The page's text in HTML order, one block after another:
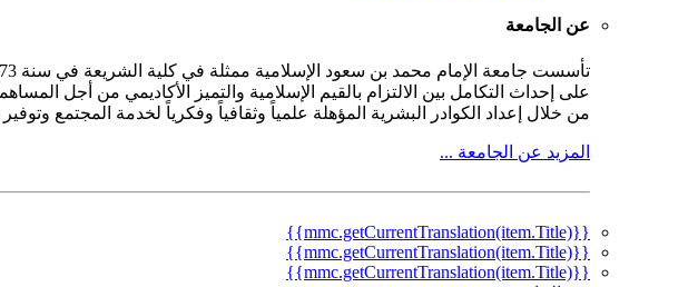
عن الجامعة
على إحداث التكامل بين الالتزام بالقيم الإسلامية والتميز الأكاديمي من أجل
من خلال إعداد الكوادر البشرية المؤهلة علمياً وثقافياً وفكرياً لخدمة المجتمع
المزيد عن الجامعة ...
{{mmc.getCurrentTranslation(item.Title)}}
{{mmc.getCurrentTranslation(item.Title)}}
{{mmc.getCurrentTranslation(item.Title)}}